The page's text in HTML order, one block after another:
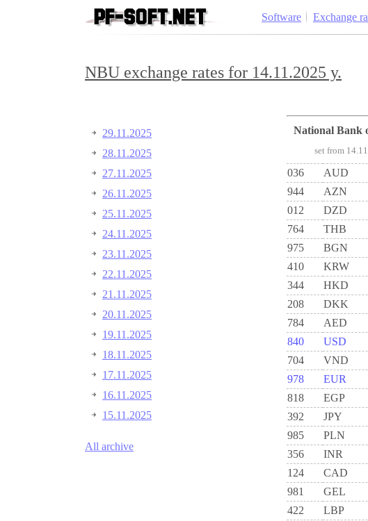
Software Exchange
NBU exchange rates for 14.11.2025 y.
29.11.2025
28.11.2025
27.11.2025
26.11.2025
25.11.2025
24.11.2025
23.11.2025
22.11.2025
21.11.2025
20.11.2025
19.11.2025
18.11.2025
17.11.2025
16.11.2025
15.11.2025
All archive
National
set from
036 AUD
944
AZN
012
DZD
764
THB
975
BGN
410
KRW
344
HKD
208
DKK
784
AED
840
USD
704
VND
978
EUR
818
EGP
392
JPY
985
PLN
356
INR
124
CAD
981
GEL
422
LBP